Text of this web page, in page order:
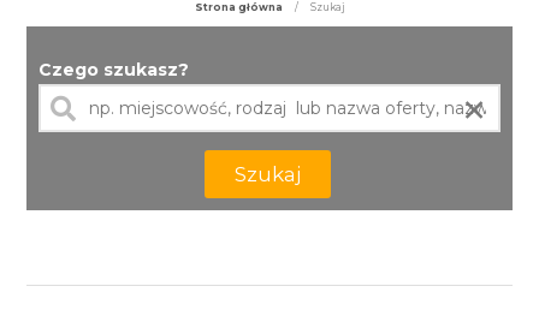
Strona główna / Szukaj
Czego szukasz?
×
Szukaj